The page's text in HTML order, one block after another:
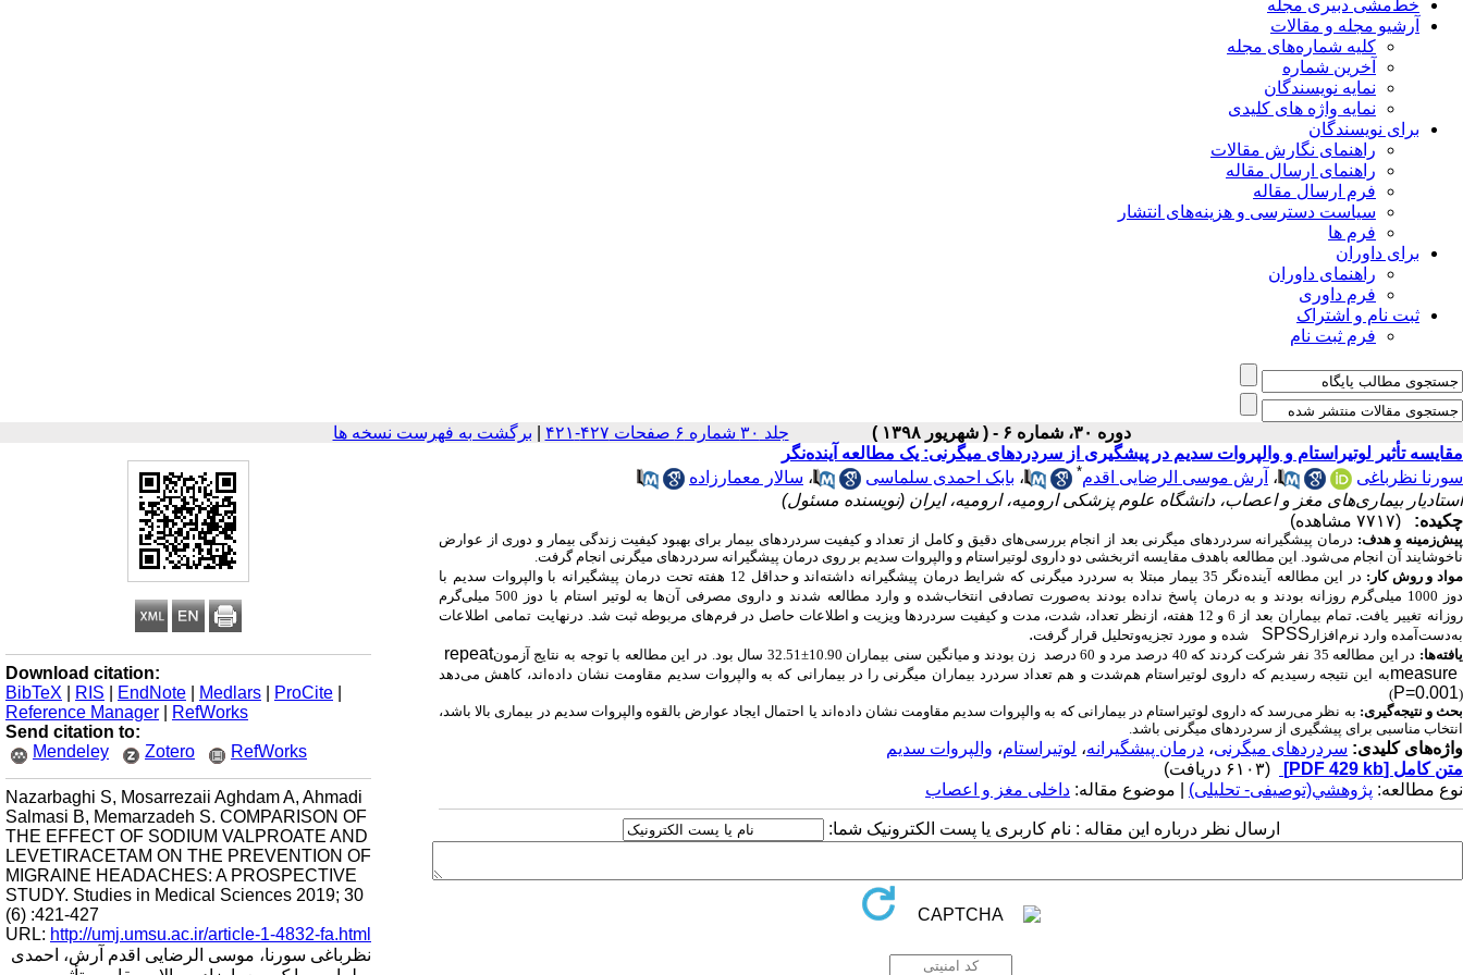
خط‌مشی دبیری مجله
آرشیو مجله و مقالات
کلیه شماره‌های مجله
آخرین شماره
نمایه نویسندگان
نمایه واژه های کلیدی
برای نویسندگان
راهنمای نگارش مقالات
راهنمای ارسال مقاله
فرم ارسال مقاله
سیاست دسترسی و هزینه‌های انتشار
فرم ها
برای داوران
راهنمای داوران
فرم داوری
ثبت نام و اشتراک
فرم ثبت نام
دوره ۳۰، شماره ۶ - ( شهریور ۱۳۹۸ ) جلد ۳۰ شماره ۶ صفحات ۴۲۷-۴۲۱ برگشت به فهرست نسخه ها
Download citation:
BibTeX
RIS EndNote Medlars ProCite
Reference Manager
RefWorks
Send citation to:
Mendeley
Zotero RefWorks
Nazarbaghi S, Mosarrezaii Aghdam A, Ahmadi
Salmasi B, Memarzadeh S. COMPARISON OF
THE EFFECT OF SODIUM VALPROATE AND
LEVETIRACETAM ON THE PREVENTION OF
MIGRAINE HEADACHES: A PROSPECTIVE
STUDY. Studies in Medical Sciences 2019; 30
(6) :421-427
URL: http://umj.umsu.ac.ir/article-1-4832-fa.html
نظرباغی سورنا، موسی الرضایی اقدم آرش، احمدی
مقایسه تأثیر لوتیراستام و والپروات سدیم در پیشگیری از سردردهای میگرنی: یک مطالعه آینده‌نگر
سورنا نظرباغی
، آرش موسی الرضایی اقدم* ، بابک احمدی سلماسی ، سالار معمارزاده
استادیار بیماری‌های مغز و اعصاب، دانشگاه علوم پزشکی ارومیه، ارومیه، ایران (نویسنده مسئول)
چکیده:
(۷۷۱۷ مشاهده)
پیش‌زمینه و هدف: درمان پیشگیرانه سردردهای میگرنی بعد از انجام بررسی‌های دقیق و کامل از تعداد و کیفیت سردردهای بیمار برای بهبود کیفیت زندگی بیمار و دوری از عوارض
ناخوشایند آن انجام می‌شود. این مطالعه باهدف مقایسه اثربخشی دو داروی لوتیراستام و والپروات سدیم بر روی درمان پیشگیرانه سردردهای میگرنی انجام گرفت.
مواد و روش کار: در این مطالعه آینده‌نگر 35 بیمار مبتلا به سردرد میگرنی که شرایط درمان پیشگیرانه داشته‌اند و حداقل 12 هفته تحت درمان پیشگیرانه با والپروات سدیم با
دوز
1000 میلی‌گرم روزانه بودند و به درمان پاسخ نداده بودند به‌صورت تصادفی انتخاب‌شده و وارد مطالعه شدند و داروی مصرفی آن‌ها به لوتیر استام با دوز 500 میلی‌گرم
روزانه تغییر یافت. تمام بیماران بعد از 6 و 12 هفته، ازنظر تعداد، شدت، مدت و کیفیت سردردها ویزیت و اطلاعات حاصل در فرم‌های مربوطه ثبت شد. درنهایت تمامی
اطلاعات
به‌دست‌آمده وارد نرم‌افزار SPSS شده و مورد تجزیه‌وتحلیل قرار گرفت.
یافته‌ها: در این مطالعه 35 نفر شرکت کردند که 40 درصد مرد و 60 درصد زن بودند و میانگین سنی بیماران 10.90±32.51 سال بود. در این مطالعه با توجه به نتایج آزمون
repeat
measureبه این نتیجه رسیدیم که داروی لوتیراستام هم‌شدت و هم تعداد سردرد بیماران میگرنی را در بیمارانی که به والپروات سدیم مقاومت نشان داده‌اند، کاهش می‌دهد
(
P=0.001
)
بحث و نتیجه‌گیری: به نظر می‌رسد که داروی لوتیراستام در بیمارانی که به والپروات سدیم مقاومت نشان داده‌اند یا احتمال ایجاد عوارض بالقوه والپروات سدیم در بیماری بالا باشد،
انتخاب مناسبی برای پیشگیری از سردردهای میگرنی باشد.
واژه‌های کلیدی: سردردهای میگرنی، درمان پیشگیرانه، لوتیراستام، والپروات سدیم
متن کامل [PDF 429 kb]
(۶۱۰۳ دریافت)
نوع مطالعه: پژوهشي(توصیفی- تحلیلی) | موضوع مقاله: داخلی مغز و اعصاب
ارسال نظر درباره این مقاله : نام کاربری یا پست الکترونیک شما: